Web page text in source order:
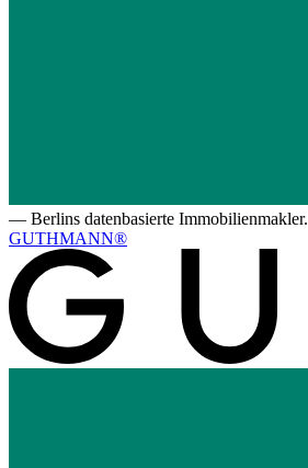
— Berlins datenbasierte Immobilienmakler.
GUTHMANN®